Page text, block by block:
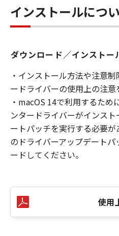
インストールにつ
ダウンロード／インストー
・インストール方法や注意
ードライバーの使用上の注意
・macOS 14で利用するため
ンタードライバーがインス
ートパッチを実行する必要
のドライバーアップデート
ードしてください。
使用